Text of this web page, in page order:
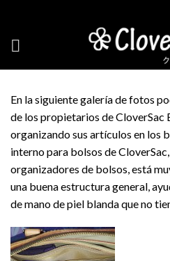
content
En la siguiente galería de fotos
de los propietarios de CloverSac
organizando sus artículos en los
interno para bolsos de
organizadores de bolsos, está
una buena estructura general,
de mano de piel blanda que no